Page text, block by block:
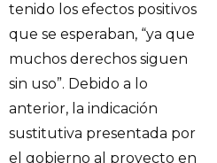
tenido los efectos positivos
que se esperaban, “ya que
muchos derechos siguen
sin uso”. Debido a lo
anterior, la indicación
sustitutiva presentada por
el gobierno al proyecto en